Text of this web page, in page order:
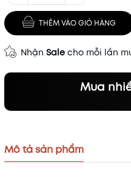
THÊM VÀO GIỎ HÀNG
Nhận Sale cho mỗi lần
Mua
Mã khuyến mãi:
Điều kiện:
Mô tả sản phẩm